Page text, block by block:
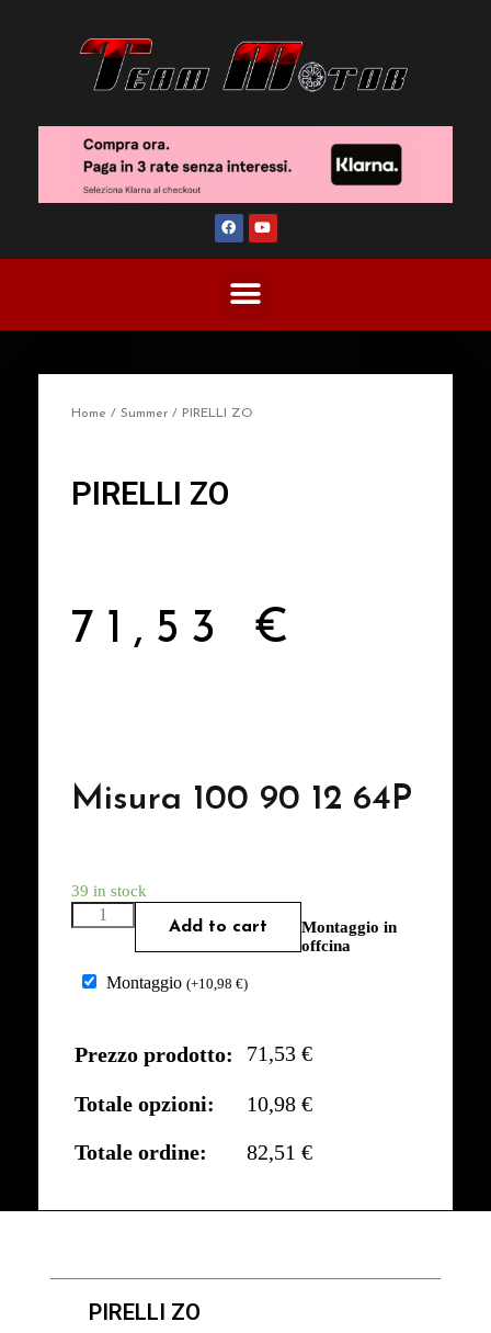
Home / Summer / PIRELLI ZO
PIRELLI ZO
71,53 €
Misura 100 90 12 64P
39 in stock
Add to cart
Montaggio in
offcina
Montaggio (+10,98 €)
Prezzo prodotto: 71,53 €
Totale opzioni:
10,98 €
Totale ordine:
82,51 €
PIRELLI ZO